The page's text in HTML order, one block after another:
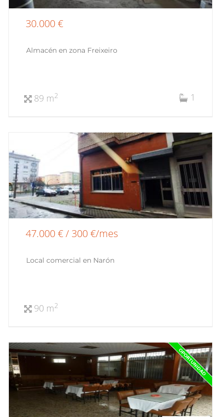
30.000 €
Almacén en zona Freixeiro
89 m2 1
47.000 € / 300 €/mes
Local comercial en Narón
90 m2